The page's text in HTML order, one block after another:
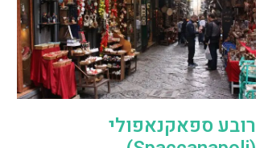
רובע ספאקנאפולי